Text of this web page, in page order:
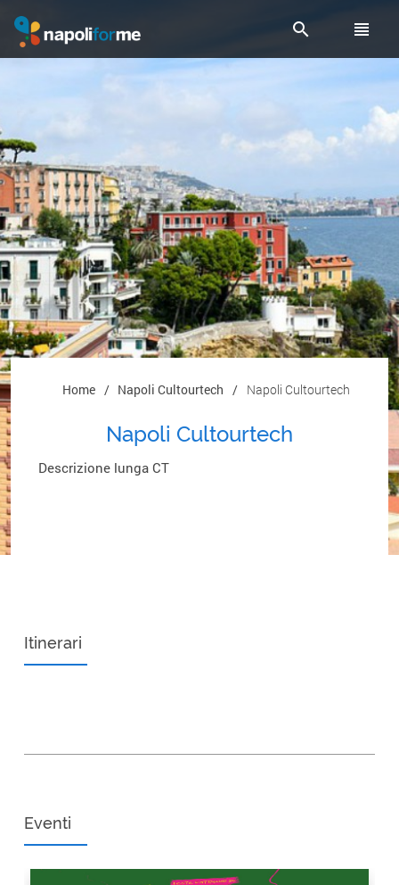
Benvenuti Nel Sito search view_headline
Home Napoli Cultourtech Napoli Cultourtech
Napoli Cultourtech
Descrizione lunga CT
Itinerari
Eventi